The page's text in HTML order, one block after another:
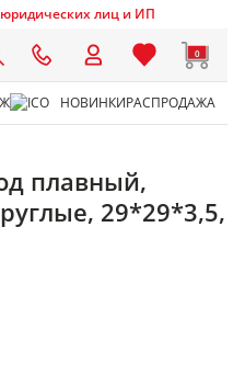
лиц и ИП
0
НОВИНКИРАСПРОДАЖА
плавный,
29*29*3,5,